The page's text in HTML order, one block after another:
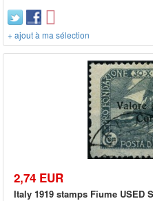
+ ajout à ma sélection
2,74 EUR
Italy 1919 stamps Fiume USED